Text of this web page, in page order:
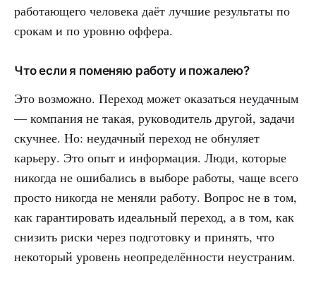
работающего человека даёт лучшие результаты по
срокам и по уровню оффера.
Что если я поменяю работу и пожалею?
Это возможно. Переход может оказаться неудачным
— компания не такая, руководитель другой, задачи
скучнее. Но: неудачный переход не обнуляет
карьеру. Это опыт и информация. Люди, которые
никогда не ошибались в выборе работы, чаще всего
просто никогда не меняли работу. Вопрос не в том,
как гарантировать идеальный переход, а в том, как
снизить риски через подготовку и принять, что
некоторый уровень неопределённости неустраним.